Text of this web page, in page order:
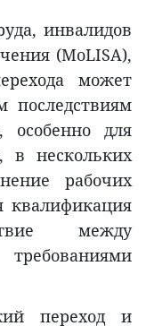
инвалидов
(MoLISA),
может
последствиям
особенно для
в нескольких
рабочих
квалификация
между
переход и